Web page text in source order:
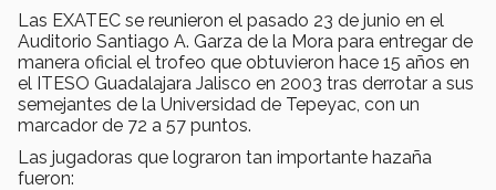
Las EXATEC se reunieron el pasado 23 de junio en el
Auditorio Santiago A. Garza de la Mora para entregar de
manera oficial el trofeo que obtuvieron hace 15 años en
el ITESO Guadalajara Jalisco en 2003 tras derrotar a sus
semejantes de la Universidad de Tepeyac, con un
marcador de 72 a 57 puntos.
Las jugadoras que lograron tan importante hazaña
fueron: